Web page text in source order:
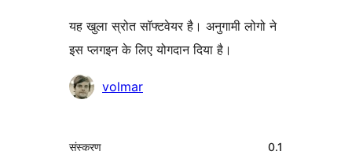
यह खुला स्रोत सॉफ्टवेयर है। अनुगामी लोगो ने
इस प्लगइन के लिए योगदान दिया है।
योगदानकर्ताvolmar
मेटा
संस्करण 0.1